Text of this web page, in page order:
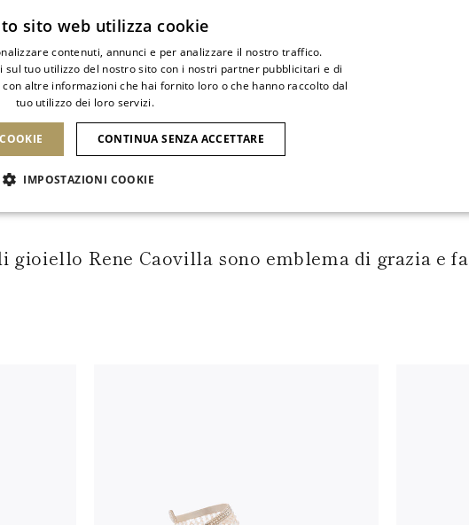
GIOIELLO
Rene Caovilla sono emblema di grazia e
sito web utilizza cookie
contenuti, annunci e per analizzare il nostro traffico.
tuo utilizzo del nostro sito con i nostri partner pubblicitari e di
altre informazioni che hai fornito loro o che hanno raccolto dal
tuo utilizzo dei loro servizi.
CONTINUA SENZA ACCETTARE
IMPOSTAZIONI COOKIE